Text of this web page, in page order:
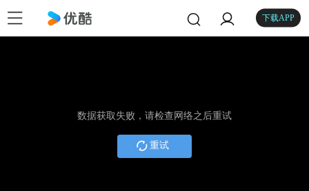
下载APP
数据获取失败，请检查网络之后重试
重试